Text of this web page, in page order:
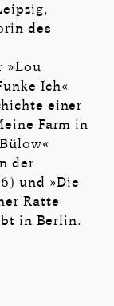
des
»Lou
Ich«
einer
Farm in
der
und »Die
Ratte
in Berlin.